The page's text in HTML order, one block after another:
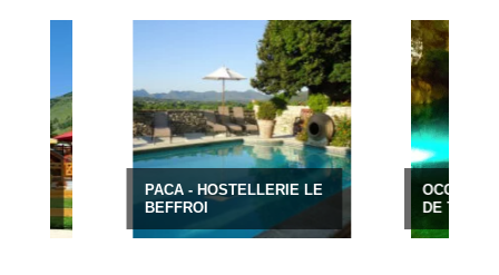
PACA - HOSTELLERIE LE
BEFFROI
OCCITANIE - LA
DE TRABUC